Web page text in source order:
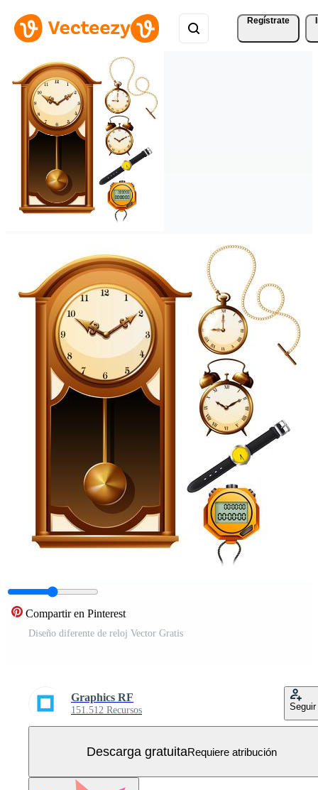
Regístrate
Compartir en Pinterest
Diseño diferente de reloj Vector Gratis
Graphics RF
151.512 Recursos Seguir
Descarga gratuitaRequiere atribución